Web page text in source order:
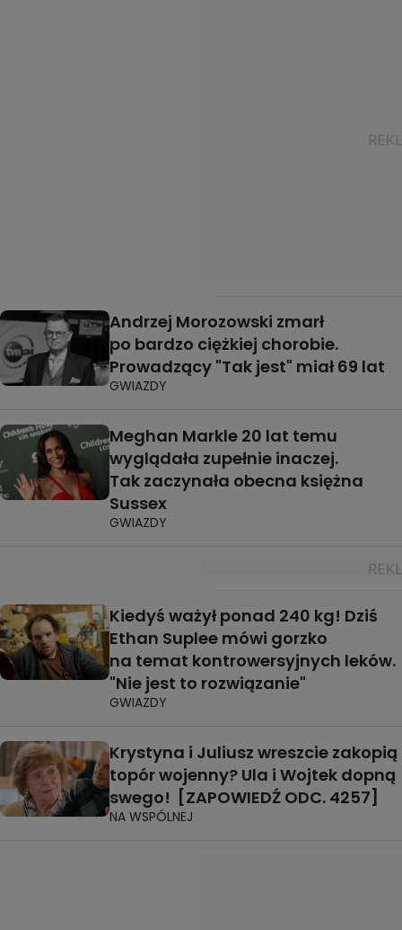
Andrzej Morozowski zmarł
po bardzo ciężkiej chorobie.
Prowadzący "Tak jest" miał 69 lat
GWIAZDY
Meghan Markle 20 lat temu
wyglądała zupełnie inaczej.
Tak zaczynała obecna księżna
Sussex
GWIAZDY
Kiedyś ważył ponad 240 kg! Dziś
Ethan Suplee mówi gorzko
na temat kontrowersyjnych leków.
"Nie jest to rozwiązanie"
GWIAZDY
Krystyna i Juliusz wreszcie zakopią
topór wojenny? Ula i Wojtek dopną
swego! [ZAPOWIEDŹ ODC. 4257]
NA WSPÓLNEJ